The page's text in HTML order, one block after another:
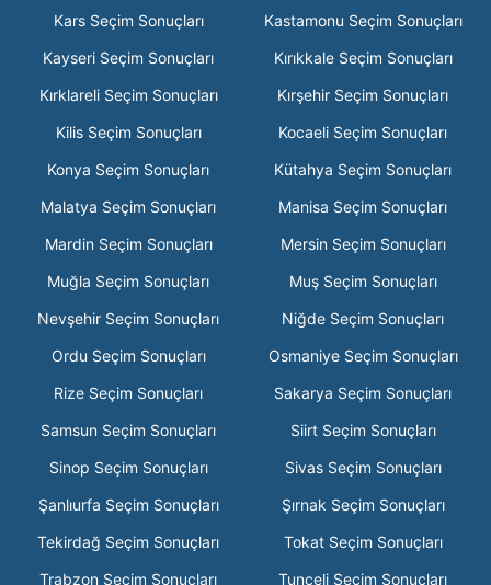
Kars Seçim Sonuçları
Kastamonu Seçim Sonuçları
Kayseri Seçim Sonuçları
Kırıkkale Seçim Sonuçları
Kırklareli Seçim Sonuçları
Kırşehir Seçim Sonuçları
Kilis Seçim Sonuçları
Kocaeli Seçim Sonuçları
Konya Seçim Sonuçları
Kütahya Seçim Sonuçları
Malatya Seçim Sonuçları
Manisa Seçim Sonuçları
Mardin Seçim Sonuçları
Mersin Seçim Sonuçları
Muğla Seçim Sonuçları
Muş Seçim Sonuçları
Nevşehir Seçim Sonuçları
Niğde Seçim Sonuçları
Ordu Seçim Sonuçları
Osmaniye Seçim Sonuçları
Rize Seçim Sonuçları
Sakarya Seçim Sonuçları
Samsun Seçim Sonuçları
Siirt Seçim Sonuçları
Sinop Seçim Sonuçları
Sivas Seçim Sonuçları
Şanlıurfa Seçim Sonuçları
Şırnak Seçim Sonuçları
Tekirdağ Seçim Sonuçları
Tokat Seçim Sonuçları
Trabzon Seçim Sonuçları
Tunceli Seçim Sonuçları